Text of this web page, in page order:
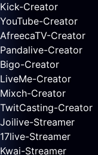
Kick-Creator
YouTube-Creator
AfreecaTV-Creator
Pandalive-Creator
Bigo-Creator
LiveMe-Creator
Mixch-Creator
TwitCasting-Creator
Joilive-Streamer
17live-Streamer
Kwai-Streamer